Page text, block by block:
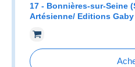
17 - Bonnières-sur-Seine
Artésienne/ Editions